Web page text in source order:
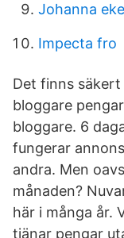
Johanna
Impecta fro
Det finns
bloggare
bloggare. 6
fungerar
andra. Men
månaden?
här i många år.
tjänar pengar